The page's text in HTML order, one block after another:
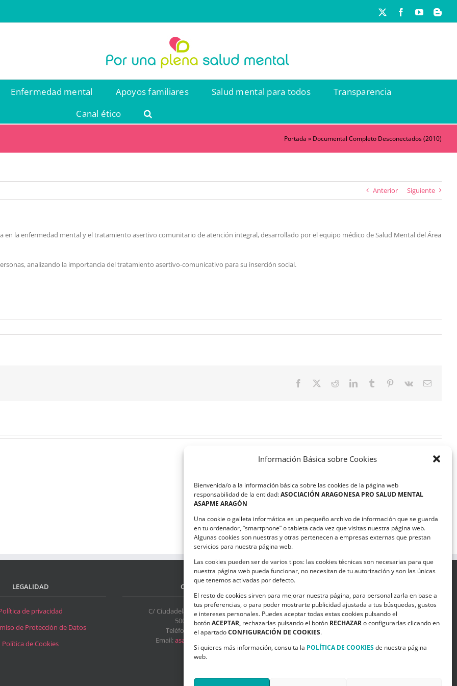
Información Básica sobre Cookies
Bienvenida/o a la información básica sobre las cookies de la página web
responsabilidad de la entidad:ASOCIACIÓN ARAGONESA PRO SALUD MENTAL
ASAPME ARAGÓN
Una cookie o galleta informática es un pequeño archivo de información que se guarda
en tu ordenador, “smartphone” o tableta cada vez que visitas nuestra página web.
Algunas cookies son nuestras y otras pertenecen a empresas externas que prestan
servicios para nuestra página web.
Las cookies pueden ser de varios tipos: las cookies técnicas son necesarias para que
nuestra página web pueda funcionar, no necesitan de tu autorización y son las únicas
que tenemos activadas por defecto.
El resto de cookies sirven para mejorar nuestra página, para personalizarla en base a
tus preferencias, o para poder mostrarte publicidad ajustada a tus búsquedas, gustos
e intereses personales. Puedes aceptar todas estas cookies pulsando el
botónACEPTAR, rechazarlas pulsando el botón RECHAZARo configurarlas clicando en
el apartadoCONFIGURACIÓN DE COOKIES.
Si quieres más información, consulta la POLÍTICA DE COOKIESde nuestra página
web.
FacebookYouTube
Enfermedad mental Apoyos familiares Salud mental para todos
Transparencia
Canal ético
Portada » Documental Completo Desconectados (2010)
Anterior Siguiente
en la enfermedad mental y el tratamiento asertivo comunitario de atención integral, desarrollado por el equipo médico de Salud Mental del Área
analizando la importancia del tratamiento asertivo-comunicativo para su inserción social.
Facebook RedditLinkedInTumblr Pinterest
Vk
Correo
Congreso
Internacional
Inteligencia
Emocional
y
Bienestar
Queremosserfelices.org (2013)
LEGALIDAD
de privacidad
de Protección de Datos
Política de Cookies
CONTACTO
C/ Ciudadela s/n. Parque Delicias.
50017 Zaragoza
Teléfono:976 532 499
Email:asapme@asapme.org